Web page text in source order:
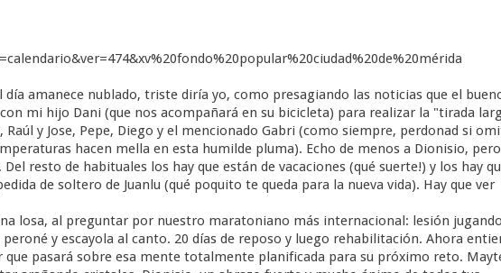
día amanece nublado, triste diría yo, como presagiando las noticias que el
mi hijo Dani (que nos acompañará en su bicicleta) para realizar la "tirada
Raúl y Jose, Pepe, Diego y el mencionado Gabri (como siempre, perdonad si
hacen mella en esta humilde pluma). Echo de menos a Dionisio, pero
resto de habituales los hay que están de vacaciones (qué suerte!) y los hay
de soltero de Juanlu (qué poquito te queda para la nueva vida). Hay que ver
losa, al preguntar por nuestro maratoniano más internacional: lesión
y escayola al canto. 20 días de reposo y luego rehabilitación. Ahora
que pasará sobre esa mente totalmente planificada para su próximo reto.